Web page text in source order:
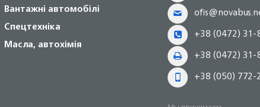
Вантажні автомобілі
Спецтехніка
Масла, автохімія
+38 (0472)
+38 (0472)
+38 (050) 772-